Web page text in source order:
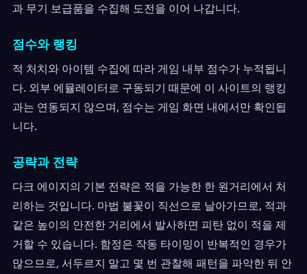
과 무기 보급품을 수집해 도전을 이어 나갑니다.
점수와 랭킹
적 처치와 아이템 수집에 따라 게임 내부 점수가 누적됩니
다. 외부 에뮬레이터로 구동되기 때문에 이 사이트의 랭킹
과는 연동되지 않으며, 점수는 게임 화면 내에서만 확인됩
니다.
공략과 전략
다크 에이지의 기본 전략은 적을 가능한 한 원거리에서 처
리하는 것입니다. 마법 불꽃이 직선으로 날아가므로, 적과
같은 높이의 안전한 거리에서 발사하면 피탄 없이 적을 제
거할 수 있습니다. 함정은 작동 타이밍이 반복적인 경우가
많으므로, 서두르지 말고 몇 번 관찰해 패턴을 파악한 뒤 안